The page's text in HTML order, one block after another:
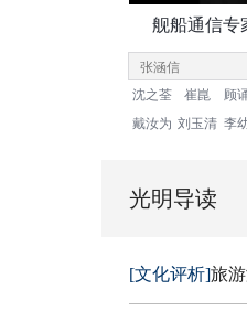
舰船通信专
沈之荃 崔崑 顾
戴汝为 刘玉清 李
光明导读
[文化评析]旅